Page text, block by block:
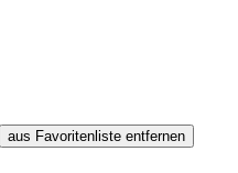
aus Favoritenliste entfernen